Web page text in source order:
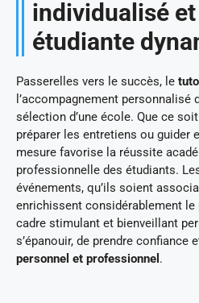
individualisé
étudiante
Passerelles vers le succès, le
l’accompagnement personnalisé
sélection d’une école. Que ce
préparer les entretiens ou guider
mesure favorise la réussite
professionnelle des étudiants.
événements, qu’ils soient
enrichissent considérablement
cadre stimulant et bienveillant
s’épanouir, de prendre confiance
personnel et professionnel .